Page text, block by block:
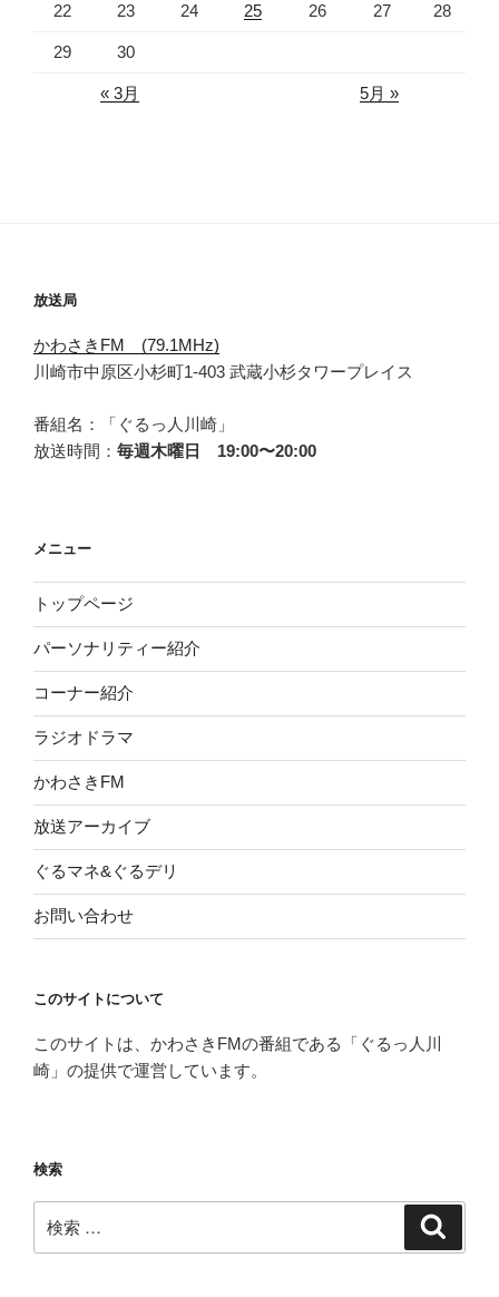
22 23 24 25 26 27 28
29 30
« 3月 5月 »
放送局
かわさきFM (79.1MHz)
川崎市中原区小杉町1-403 武蔵小杉タワープレイス
番組名：「ぐるっ人川崎」
放送時間： 毎週木曜日 19:00〜20:00
メニュー
トップページ
パーソナリティー紹介
コーナー紹介
ラジオドラマ
かわさきFM
放送アーカイブ
ぐるマネ&ぐるデリ
お問い合わせ
このサイトについて
このサイトは、かわさきFMの番組である「ぐるっ人川
崎」の提供で運営しています。
検索
索: